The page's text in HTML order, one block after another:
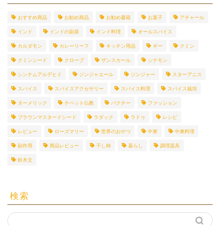
おすすめ商品 お勧め商品 お勧め書籍 お菓子 アチャール
インド インドの副菜 インド料理 オールスパイス
カルダモン カレーリーフ キッチン用品 ギー クミン
クミンシード クローブ ザンスカール シナモン
シンナムアルデヒド ジンジャエール ジンジャー スターアニス
スパイス スパイスアクセサリー スパイス料理 スパイス栽培
ターメリック チベット仏教 パクチー ファッション
ブラウンマスタードシード ラダック ラドゥ レシピ
レビュー ローズマリー 世界のおやつ 中東 中東料理
副作用 商品レビュー 干し柿 暮らし 調理器具
鈴木文
検索